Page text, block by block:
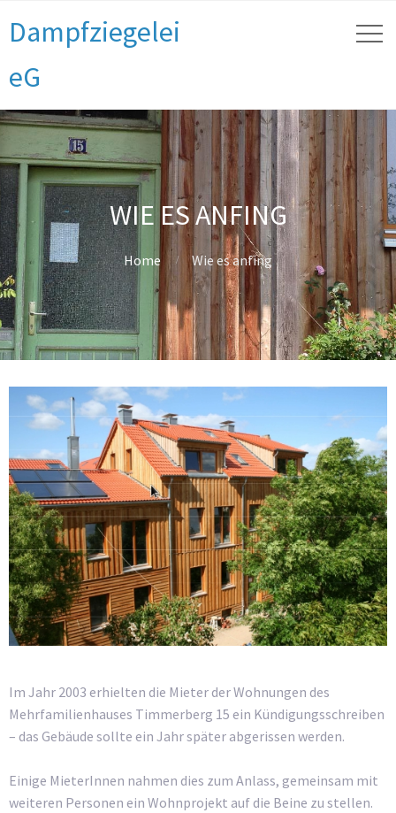
Dampfziegelei
eG
WIE ES ANFING
Home Wie es anfing
Im Jahr 2003 erhielten die Mieter der Wohnungen des
Mehrfamilienhauses Timmerberg 15 ein Kündigungsschreiben
– das Gebäude sollte ein Jahr später abgerissen werden.
Einige MieterInnen nahmen dies zum Anlass, gemeinsam mit
weiteren Personen ein Wohnprojekt auf die Beine zu stellen.